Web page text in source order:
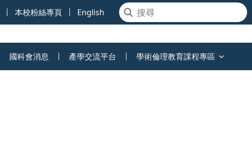
本校粉絲專頁 English
國科會消息 產學交流平台 學術倫理教育課程專區